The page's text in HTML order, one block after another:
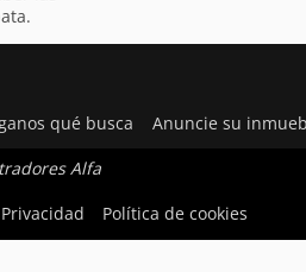
qué busca Anuncie su
Alfa
Política de cookies